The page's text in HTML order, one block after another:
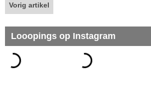
Vorig artikel
Looopings op Instagram